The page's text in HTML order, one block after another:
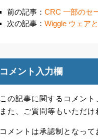
前の記事： CRC 一部のセ
次の記事： Wiggle ウェア
コメント入力欄
この記事に関するコメン
また、ご質問等もいただ
コメントは承認制となって